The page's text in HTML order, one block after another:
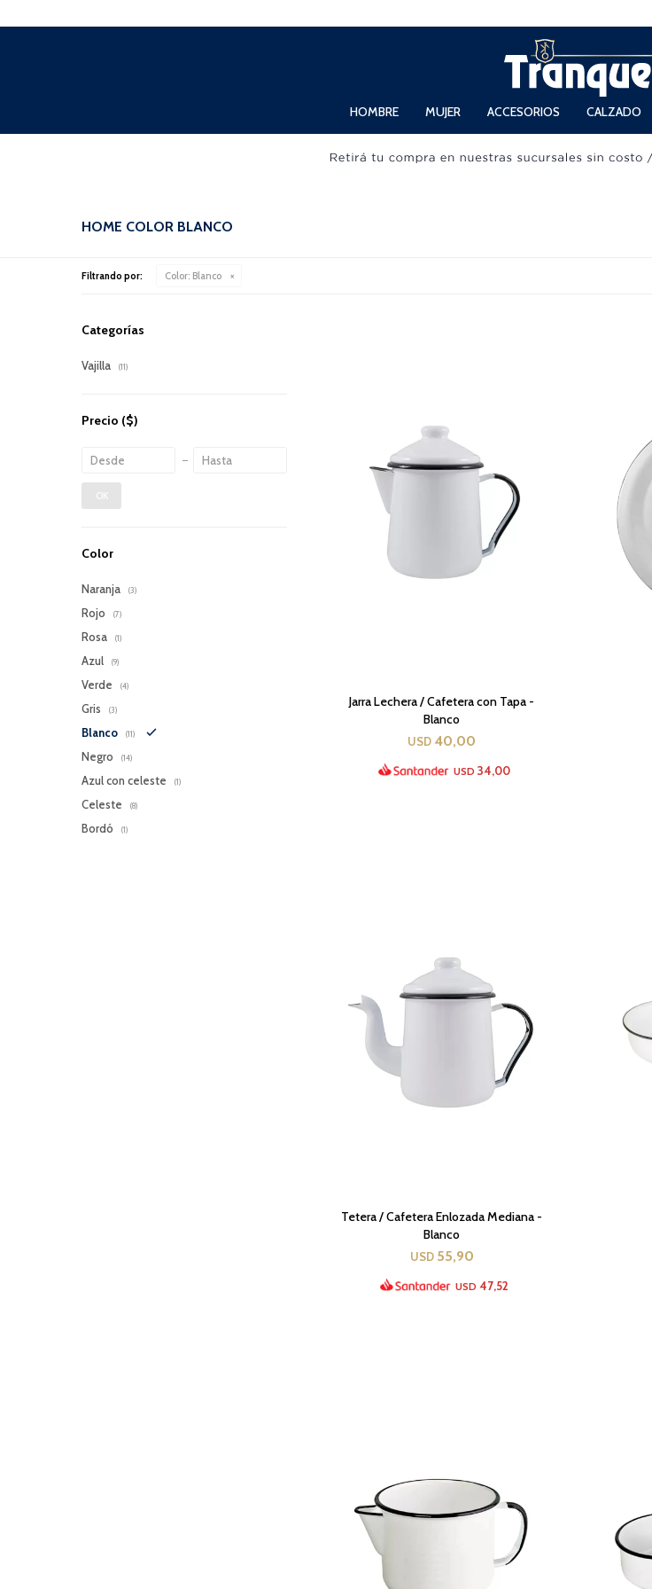
HOMBRE MUJER ACCESORIOS CALZADO
HOME COLOR BLANCO
Filtrando por: Color: Blanco
Jarra Lechera / Cafetera con Tapa -
Blanco
USD 40,00
USD 34,00
Tetera / Cafetera Enlozada Mediana -
Blanco
USD 55,90
USD 47,52
Categorías
Vajilla (11)
Precio ($)
OK
Color
Naranja (3)
Rojo (7)
Rosa (1)
Azul (9)
Verde (4)
Gris (3)
Blanco (11)
Negro (14)
Azul con celeste (1)
Celeste (8)
Bordó (1)